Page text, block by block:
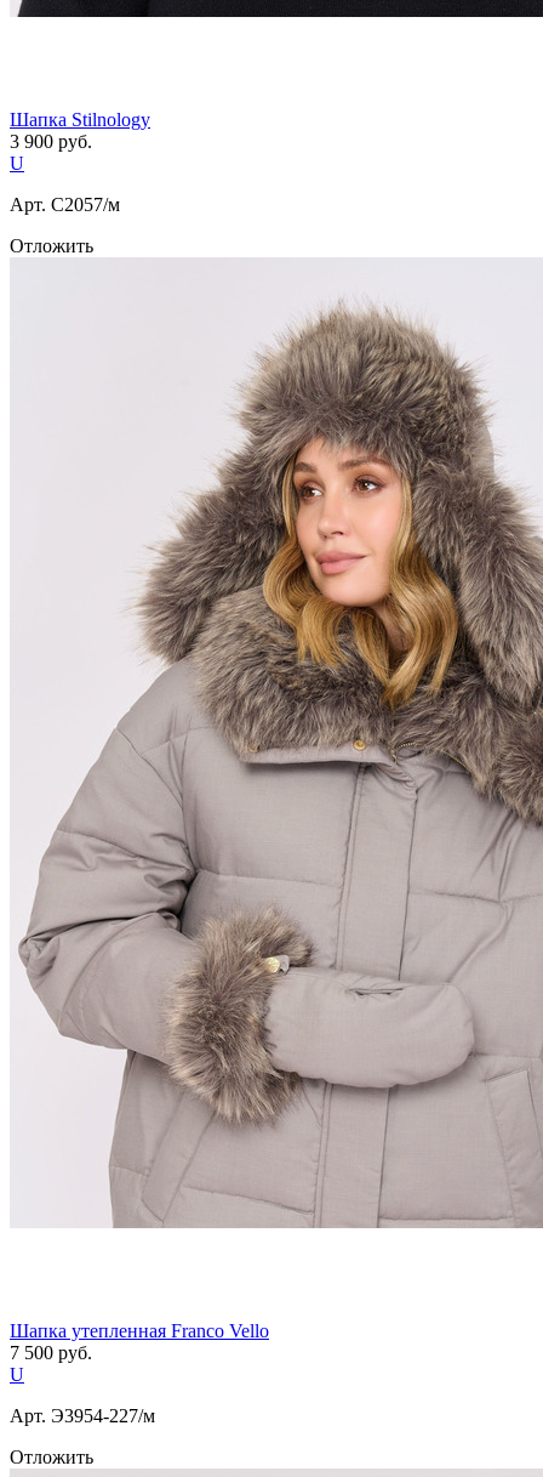
Шапка Stilnology
3 900 руб.
U
Арт. С2057/м
Отложить
Шапка утепленная Franco Vello
7 500 руб.
U
Арт. Э3954-227/м
Отложить